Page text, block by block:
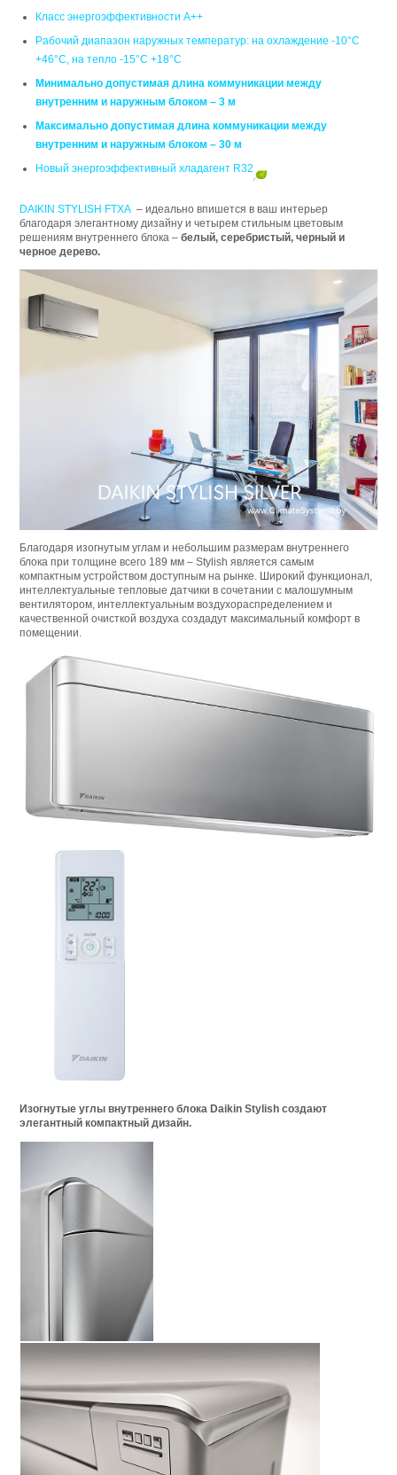
Класс энергоэффективности А++
Рабочий диапазон наружных температур: на охлаждение -10°C
+46°C, на тепло -15°C +18°C
Минимально допустимая длина коммуникации между
внутренним и наружным блоком – 3 м
Максимально допустимая длина коммуникации между
внутренним и наружным блоком – 30 м
Новый энергоэффективный хладагент R32
DAIKIN STYLISH FTXA – идеально впишется в ваш интерьер
благодаря элегантному дизайну и четырем стильным цветовым
решениям внутреннего блока –белый, серебристый, черный и
черное дерево.
Благодаря изогнутым углам и небольшим размерам внутреннего
блока при толщине всего 189 мм – Stylish является самым
компактным устройством доступным на рынке. Широкий функционал,
интеллектуальные тепловые датчики в сочетании с малошумным
вентилятором, интеллектуальным воздухораспределением и
качественной очисткой воздуха создадут максимальный комфорт в
помещении.
Изогнутые углы внутреннего блока Daikin Stylish создают
элегантный компактный дизайн.